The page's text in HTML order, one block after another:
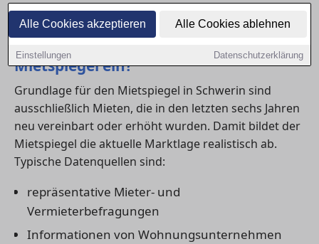
Alle Cookies akzeptieren Alle Cookies ablehnen
Einstellungen Datenschutzerklärung
verankert und wissenschaftlich geprüft sind.
1) Welche Daten fließen in den
Mietspiegel ein?
Grundlage für den Mietspiegel in Schwerin sind
ausschließlich Mieten, die in den letzten sechs Jahren
neu vereinbart oder erhöht wurden. Damit bildet der
Mietspiegel die aktuelle Marktlage realistisch ab.
Typische Datenquellen sind:
repräsentative Mieter- und
Vermieterbefragungen
Informationen von Wohnungsunternehmen